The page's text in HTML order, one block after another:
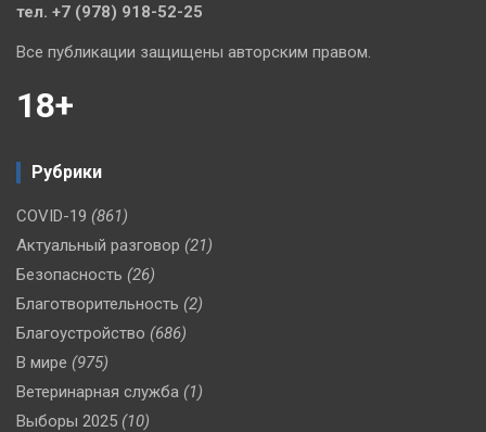
тел. +7 (978) 918-52-25
Все публикации защищены авторским правом.
18+
Рубрики
COVID-19 (861)
Актуальный разговор (21)
Безопасность (26)
Благотворительность (2)
Благоустройство (686)
В мире (975)
Ветеринарная служба (1)
Выборы 2025 (10)